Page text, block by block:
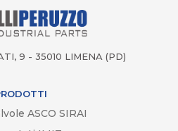
9 - 35010 LIMENA (PD)
ASCO SIRAI